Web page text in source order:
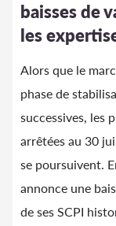
baisses de
les
Alors que le
phase de
successives, les
arrêtées au 30
se poursuivent.
annonce une
de ses SCPI